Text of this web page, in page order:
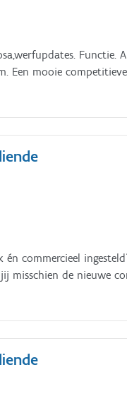
Een mooie
commercieel
misschien de nieuwe